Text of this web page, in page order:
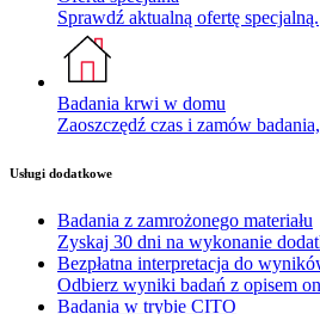
Sprawdź aktualną ofertę specjalną.
Badania krwi w domu
Zaoszczędź czas i zamów
Usługi dodatkowe
Badania z zamrożonego materiału
Zyskaj 30 dni na wykonanie
Bezpłatna interpretacja do
Odbierz wyniki badań z opisem
Badania w trybie CITO